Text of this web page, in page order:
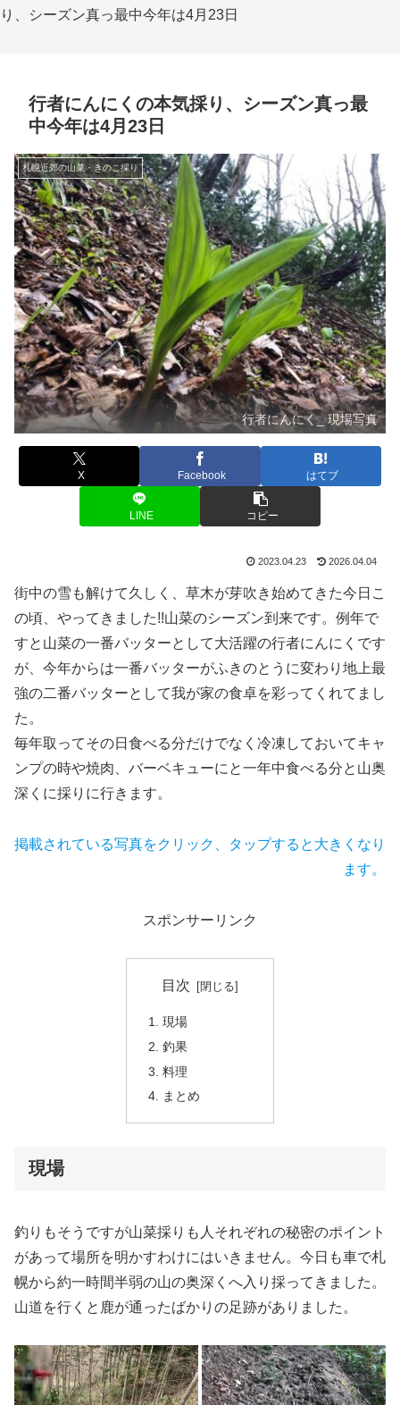
り、シーズン真っ最中今年は4月23日
行者にんにくの本気採り、シーズン真っ最
中今年は4月23日
札幌近郊の山菜・きのこ採り
行者にんにく_ 現場写真
X Facebook はてブ
LINE コピー
2023.04.23 2026.04.04
街中の雪も解けて久しく、草木が芽吹き始めてきた今日こ
の頃、やってきました!!山菜のシーズン到来です。例年で
すと山菜の一番バッターとして大活躍の行者にんにくです
が、今年からは一番バッターがふきのとうに変わり地上最
強の二番バッターとして我が家の食卓を彩ってくれてまし
た。
毎年取ってその日食べる分だけでなく冷凍しておいてキャ
ンプの時や焼肉、バーベキューにと一年中食べる分と山奥
深くに採りに行きます。
掲載されている写真をクリック、タップすると大きくなり
ます。
スポンサーリンク
目次
現場
釣果
料理
まとめ
現場
釣りもそうですが山菜採りも人それぞれの秘密のポイント
があって場所を明かすわけにはいきません。今日も車で札
幌から約一時間半弱の山の奥深くへ入り採ってきました。
山道を行くと鹿が通ったばかりの足跡がありました。